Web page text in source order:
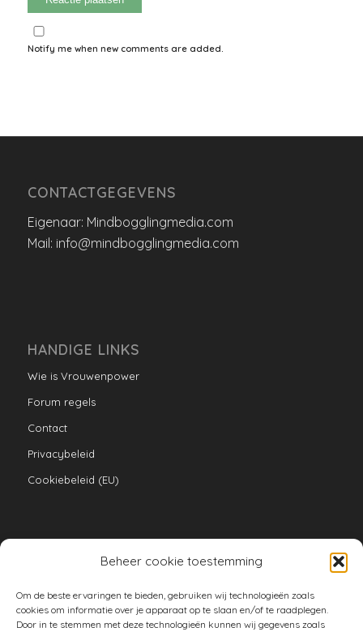
Beheer cookie toestemming
Om de beste ervaringen te bieden, gebruiken wij technologieën zoals
cookies om informatie over je apparaat op te slaan en/of te raadplegen.
Door in te stemmen met deze technologieën kunnen wij gegevens zoals
Notify me when new comments are added.
CONTACTGEGEVENS
Eigenaar: Mindbogglingmedia.com
Mail: info@mindbogglingmedia.com
HANDIGE LINKS
Wie is Vrouwenpower
Forum regels
Contact
Privacybeleid
Cookiebeleid (EU)
armoe keuken
duurzaam